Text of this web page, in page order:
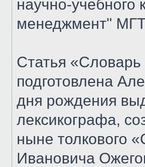
научно-
менеджмент"
Статья
подготовлена
дня рождения
лексикографа,
ныне толкового
Ивановича